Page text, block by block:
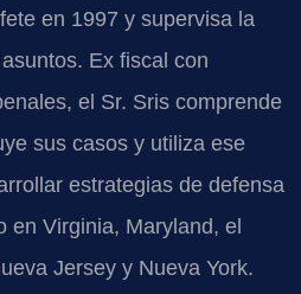
en 1997 y supervisa la
Ex fiscal con
el Sr. Sris comprende
sus casos y utiliza ese
estrategias de defensa
en Virginia, Maryland, el
Jersey y Nueva York.